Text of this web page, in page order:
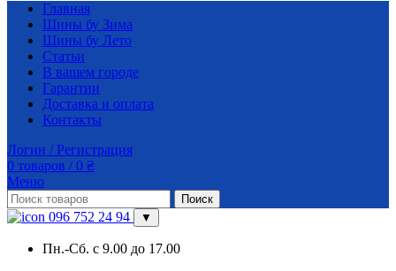
Главная
Шины бу Зима
Шины бу Лето
Статьи
В вашем городе
Гарантии
Доставка и оплата
Контакты
Логин / Регистрация
0 товаров / 0 ₴
Меню
Поиск
096 752 24 94 ▼
Пн.-Сб. с 9.00 до 17.00